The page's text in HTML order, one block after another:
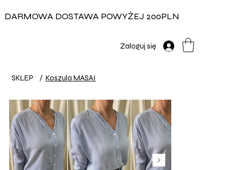
DARMOWA DOSTAWA POWYŻEJ 200PLN
Zaloguj się
SKLEP / Koszula MASAI